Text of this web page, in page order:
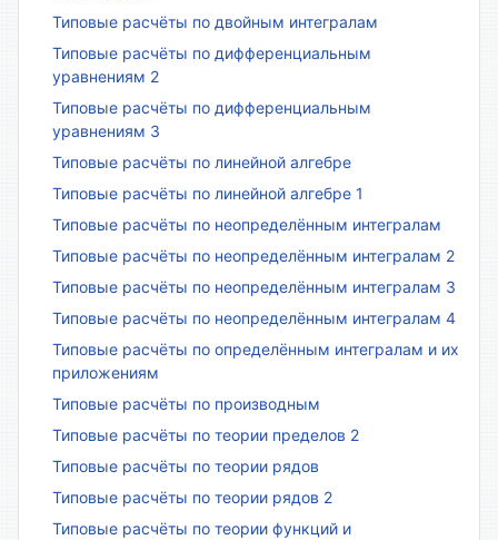
Типовые расчёты по двойным интегралам
Типовые расчёты по дифференциальным
уравнениям 2
Типовые расчёты по дифференциальным
уравнениям 3
Типовые расчёты по линейной алгебре
Типовые расчёты по линейной алгебре 1
Типовые расчёты по неопределённым интегралам
Типовые расчёты по неопределённым интегралам 2
Типовые расчёты по неопределённым интегралам 3
Типовые расчёты по неопределённым интегралам 4
Типовые расчёты по определённым интегралам и их
приложениям
Типовые расчёты по производным
Типовые расчёты по теории пределов 2
Типовые расчёты по теории рядов
Типовые расчёты по теории рядов 2
Типовые расчёты по теории функций и